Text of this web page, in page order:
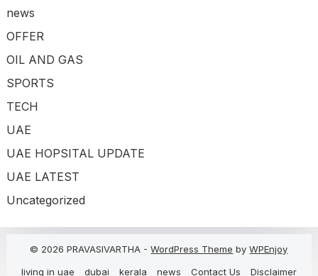
news
OFFER
OIL AND GAS
SPORTS
TECH
UAE
UAE HOPSITAL UPDATE
UAE LATEST
Uncategorized
© 2026 PRAVASIVARTHA -WordPress Theme byWPEnjoy
living in uae
dubai kerala news Contact Us Disclaimer